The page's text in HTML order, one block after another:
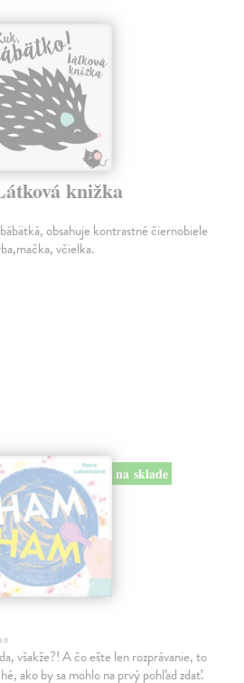
knižka
obsahuje kontrastné čiernobiele
včielka.
na sklade
všakže?! A čo ešte len rozprávanie, to
ako by sa mohlo na prvý pohľad zdať.